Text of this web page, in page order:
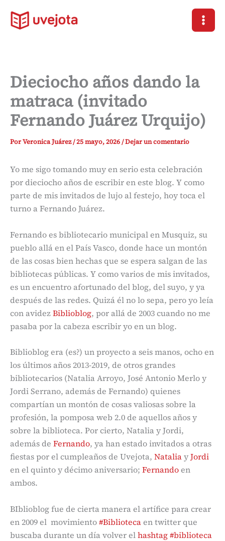
contenido
Dieciocho años dando la
matraca (invitado
Fernando Juárez Urquijo)
PorVeronica Juárez/25 mayo, 2026/Dejar un comentario
Yo me sigo tomando muy en serio esta celebración
por dieciocho años de escribir en este blog. Y como
parte de mis invitados de lujo al festejo, hoy toca el
turno a Fernando Juárez.
Fernando es bibliotecario municipal en Musquiz, su
pueblo allá en el País Vasco, donde hace un montón
de las cosas bien hechas que se espera salgan de las
bibliotecas públicas. Y como varios de mis invitados,
es un encuentro afortunado del blog, del suyo, y ya
después de las redes. Quizá él no lo sepa, pero yo leía
con avidezBiblioblog, por allá de 2003 cuando no me
pasaba por la cabeza escribir yo en un blog.
Biblioblog era (es?) un proyecto a seis manos, ocho en
los últimos años 2013-2019, de otros grandes
bibliotecarios (Natalia Arroyo, José Antonio Merlo y
Jordi Serrano, además de Fernando) quienes
compartían un montón de cosas valiosas sobre la
profesión, la pomposa web 2.0 de aquellos años y
sobre la biblioteca. Por cierto, Natalia y Jordi,
además de Fernando, ya han estado invitados a otras
fiestas por el cumpleaños de Uvejota, NataliayJordi
en el quinto y décimo aniversario; Fernandoen
ambos.
BIblioblog fue de cierta manera el artífice para crear
en 2009 el movimiento#Bibliotecaen twitter que
buscaba durante un día volver elhashtag #biblioteca